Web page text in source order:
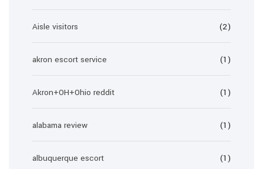
Aisle visitors (2)
akron escort service (1)
Akron+OH+Ohio reddit (1)
alabama review (1)
albuquerque escort (1)